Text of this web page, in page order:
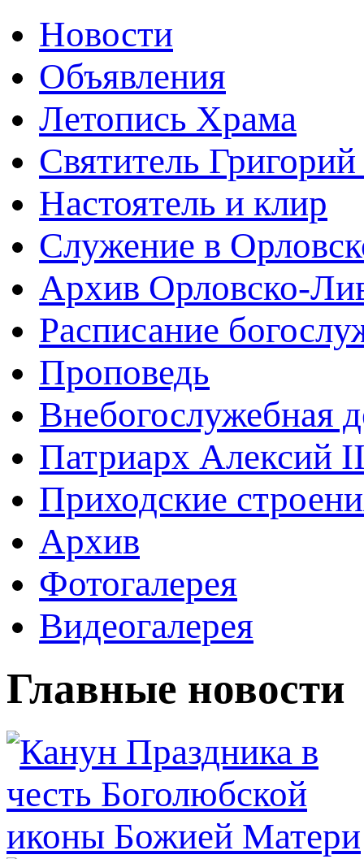
Новости
Объявления
Летопись Храма
Святитель
Настоятель и клир
Служение в
Архив Орловско-
Расписание
Проповедь
Внебогослужебная
Патриарх Алексий
Приходские
Архив
Фотогалерея
Видеогалерея
Главные новости